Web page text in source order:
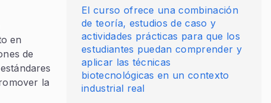
en
de
la
El curso ofrece una combinación
de teoría, estudios de caso y
actividades prácticas para que los
estudiantes puedan comprender y
aplicar las técnicas
biotecnológicas en un contexto
industrial real